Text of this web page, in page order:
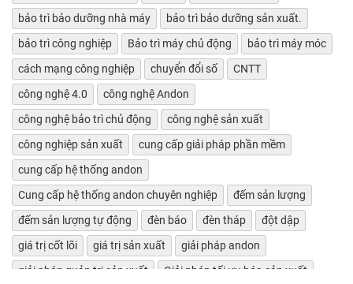
bảo trì bảo dưỡng nhà máy
bảo trì bảo dưỡng sản xuất.
bảo trì công nghiệp
Bảo trì máy chủ động
bảo trì máy móc
cách mạng công nghiệp
chuyển đổi số
CNTT
công nghệ 4.0
công nghệ Andon
công nghệ bảo trì chủ động
công nghệ sản xuất
công nghiệp sản xuất
cung cấp giải pháp phần mềm
cung cấp hệ thống andon
Cung cấp hệ thống andon chuyên nghiệp
đếm sản lượng
đếm sản lượng tự động
đèn báo đèn tháp
đột dập
giá trị cốt lõi
giá trị sản xuất
giải pháp andon
giải pháp quản trị sản xuất
Giải pháp tối ưu hóa sản xuất